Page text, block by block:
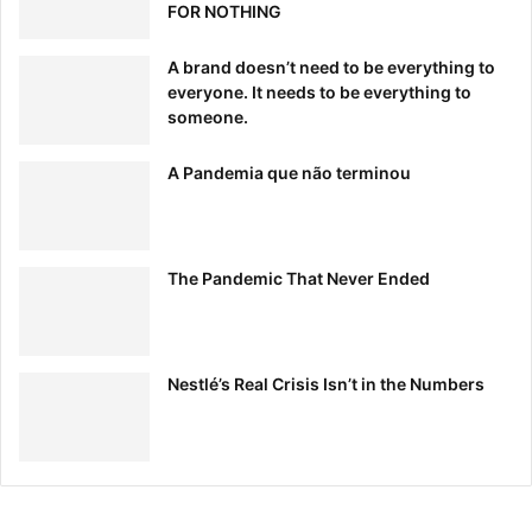
FOR NOTHING
A brand doesn’t need to be everything to
everyone. It needs to be everything to
someone.
A Pandemia que não terminou
The Pandemic That Never Ended
Nestlé’s Real Crisis Isn’t in the Numbers